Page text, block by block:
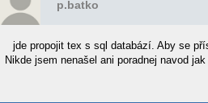
p.batko
jde propojit tex s sql databází. Aby se
Nikde jsem nenašel ani poradnej navod